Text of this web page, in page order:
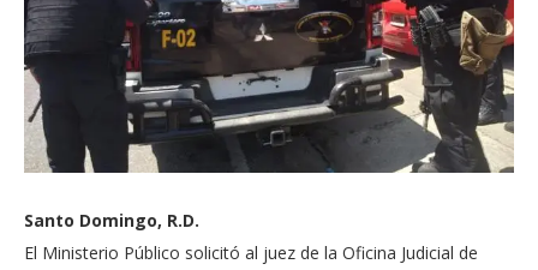
Santo Domingo, R.D.
El Ministerio Público solicitó al juez de la Oficina Judicial de